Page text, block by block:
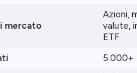
mercato
Azioni,
valute,
ETF
5.000+